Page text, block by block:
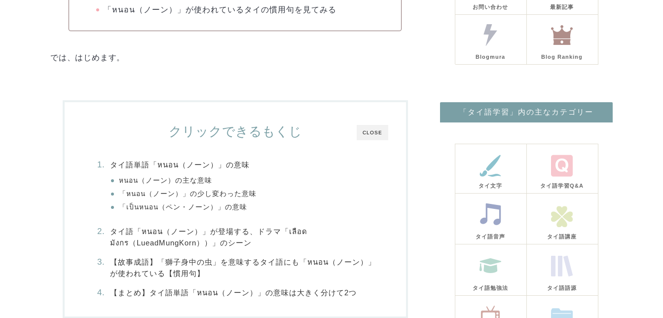
「หนอน（ノーン）」が使われているタイの慣用句を見てみる
では、はじめます。
CLOSE
クリックできるもくじ
タイ語単語「หนอน（ノーン）」の意味
หนอน（ノーン）の主な意味
「หนอน（ノーン）」の少し変わった意味
「เป็นหนอน（ペン・ノーン）」の意味
タイ語「หนอน（ノーン）」が登場する、ドラマ「เลือด
มังกร（LueadMungKorn））」のシーン
【故事成語】「獅子身中の虫」を意味するタイ語にも「หนอน（ノーン）」
が使われている【慣用句】
【まとめ】タイ語単語「หนอน（ノーン）」の意味は大きく分けて2つ
お問い合わせ 最新記事
Blogmura Blog Ranking
「タイ語学習」内の主なカテゴリー
タイ文字 タイ語学習Q&A
タイ語音声 タイ語講座
タイ語勉強法 タイ語語源